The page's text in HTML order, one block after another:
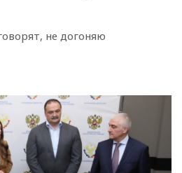
не догоняю